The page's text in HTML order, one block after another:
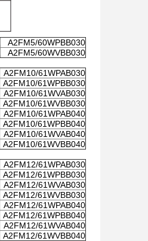
A2FM5/60WPBB030
A2FM5/60WVBB030
A2FM10/61WPAB030
A2FM10/61WPBB030
A2FM10/61WVAB030
A2FM10/61WVBB030
A2FM10/61WPAB040
A2FM10/61WPBB040
A2FM10/61WVAB040
A2FM10/61WVBB040
A2FM12/61WPAB030
A2FM12/61WPBB030
A2FM12/61WVAB030
A2FM12/61WVBB030
A2FM12/61WPAB040
A2FM12/61WPBB040
A2FM12/61WVAB040
A2FM12/61WVBB040